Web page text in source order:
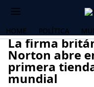
HOME POLÍTICA
La firma
Norton abre
primera
mundial